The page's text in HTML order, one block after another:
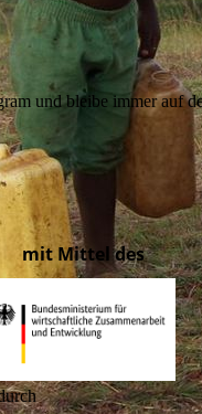
und bleibe immer auf
des